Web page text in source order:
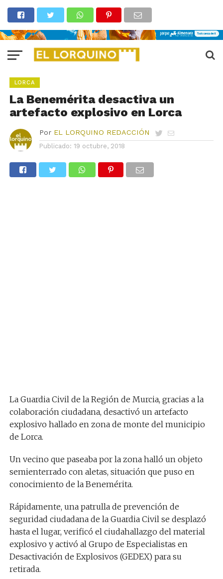
LORCA
La Benemérita desactiva un
artefacto explosivo en Lorca
Por EL LORQUINO REDACCIÓN
Publicado: 19 octubre, 2018
La Guardia Civil de la Región de Murcia, gracias a la
colaboración ciudadana, desactivó un artefacto
explosivo hallado en zona de monte del municipio
de Lorca.
Un vecino que paseaba por la zona halló un objeto
semienterrado con aletas, situación que puso en
conocimiento de la Benemérita.
Rápidamente, una patrulla de prevención de
seguridad ciudadana de la Guardia Civil se desplazó
hasta el lugar, verificó el ciudahallazgo del material
explosivo y activó al Grupo de Especialistas en
Desactivación de Explosivos (GEDEX) para su
retirada.